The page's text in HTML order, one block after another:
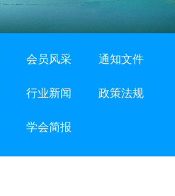
会员风采 通知文件
行业新闻 政策法规
学会简报